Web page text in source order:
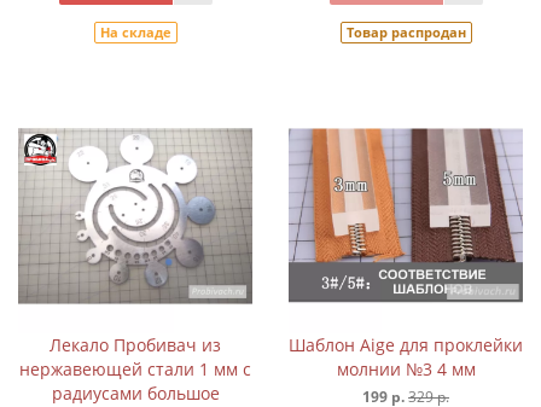
На складе Товар распродан
Лекало Пробивач из
нержавеющей стали 1 мм с
радиусами большое
Шаблон Aige для проклейки
молнии №3 4 мм
199 р.329 р.